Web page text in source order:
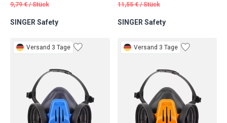
9,79 € /Stück
SINGER Safety
11,55 € /Stück
SINGER Safety
Versand 3 Tage Versand 3 Tage